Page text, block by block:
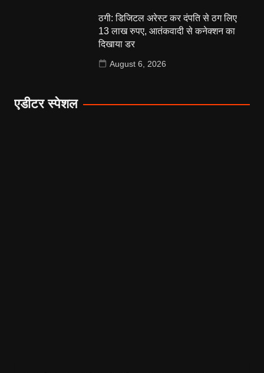
ठगी: डिजिटल अरेस्ट कर दंपति से ठग लिए
13 लाख रुपए, आतंकवादी से कनेक्शन का
दिखाया डर
August 6, 2026
एडीटर स्पेशल